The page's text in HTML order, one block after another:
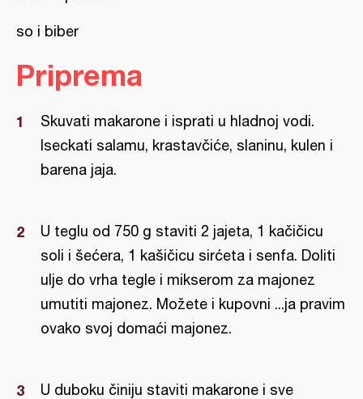
so i biber
Priprema
Skuvati makarone i isprati u hladnoj vodi.
Iseckati salamu, krastavčiće, slaninu, kulen i
barena jaja.
U teglu od 750 g staviti 2 jajeta, 1 kačičicu
soli i šećera, 1 kašičicu sirćeta i senfa. Doliti
ulje do vrha tegle i mikserom za majonez
umutiti majonez. Možete i kupovni ...ja pravim
ovako svoj domaći majonez.
U duboku činiju staviti makarone i sve